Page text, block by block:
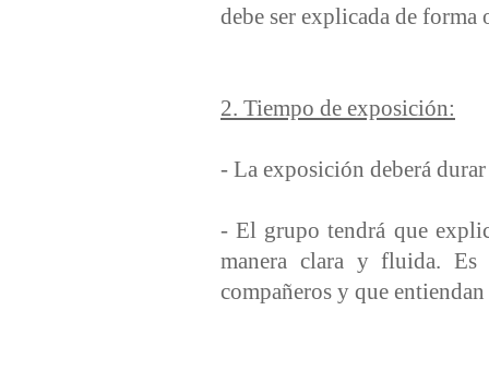
debe ser explicada de
2. Tiempo de exposición:
- La exposición deberá
- El grupo tendrá que
manera clara y fluida. Es
compañeros y que